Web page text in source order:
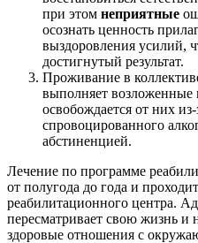
при этом неприятные
осознать ценность
выздоровления усилий,
достигнутый результат.
Проживание в
выполняет возложенные
освобождается от них
спровоцированного
абстиненцией.
Лечение по программе
от полугода до года и
реабилитационного центра.
пересматривает свою жизнь и
здоровые отношения с